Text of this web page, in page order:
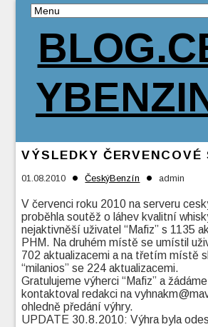
VÝSLEDKY ČERVENCOVÉ
01.08.2010 • ČeskýBenzín • admin
V červenci roku 2010 na serveru
proběhla soutěž o láhev kvalitní
nejaktivněší uživatel “Mafiz” s 1135
PHM. Na druhém místě se umístil
702 aktualizacemi a na třetím místě
“milanios” se 224 aktualizacemi.
Gratulujeme výherci “Mafiz” a
kontaktoval redakci na
ohledně předání výhry.
UPDATE 30.8.2010: Výhra byla